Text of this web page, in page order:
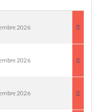
2026
2026
2026